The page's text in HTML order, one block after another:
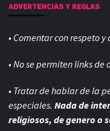
ADVERTENCIAS Y REGLAS
• Comentar con respeto
• No se permiten links de
• Tratar de hablar de la
especiales. Nada de
religiosos, de genero o